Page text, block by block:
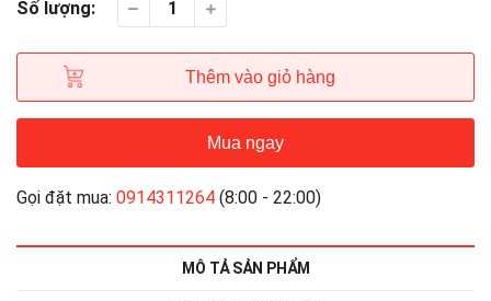
Số lượng:
Thêm vào giỏ hàng
Mua ngay
Gọi đặt mua: 0914311264 (8:00 - 22:00)
MÔ TẢ SẢN PHẨM